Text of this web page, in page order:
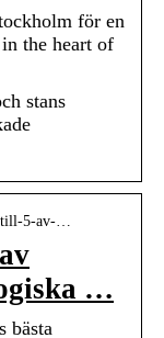
för en
the heart of
stans
till-5-av-…
…
bästa